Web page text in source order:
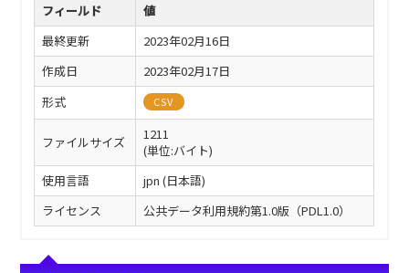
フィールド
値
最終更新
2023年02月16日
作成日
2023年02月17日
形式
CSV
ファイルサイズ
1211
(単位:バイト)
使用言語
jpn (日本語)
ライセンス
公共データ利用規約第1.0版（PDL1.0）